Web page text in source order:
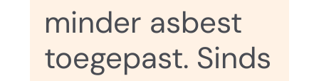
minder asbest
toegepast. Sinds